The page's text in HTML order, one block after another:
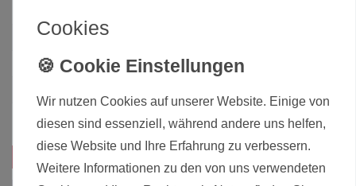
Altersfreigabe
Hersteller Games Workshop
Inhalt 1 Stück
Cookies
Wir nutzen Cookies auf unserer Website. Einige von
diesen sind essenziell, während andere uns helfen,
diese Website und Ihre Erfahrung zu verbessern.
Weitere Informationen zu den von uns verwendeten